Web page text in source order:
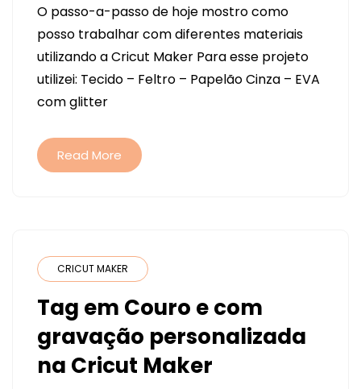
DE
PÁSCOA
(CRICUT
MAKER)
O passo-a-passo de hoje mostro como
posso trabalhar com diferentes materiais
utilizando a Cricut Maker Para esse projeto
utilizei: Tecido – Feltro – Papelão Cinza – EVA
com glitter
Read More
CRICUT MAKER
Tag em Couro e com
gravação personalizada
na Cricut Maker